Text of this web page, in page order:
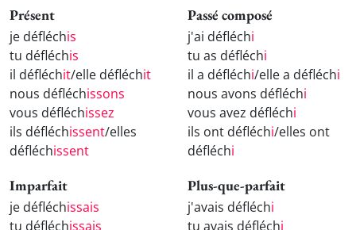
Présent
je défléchis
tu défléchis
il défléchit/elle défléchit
nous défléchissons
vous défléchissez
ils défléchissent/elles
défléchissent
Passé composé
j'ai défléchi
tu as défléchi
il a défléchi/elle a défléchi
nous avons défléchi
vous avez défléchi
ils ont défléchi/elles ont
défléchi
Imparfait
je défléchissais
tu défléchissais
Plus-que-parfait
j'avais défléchi
tu avais défléchi